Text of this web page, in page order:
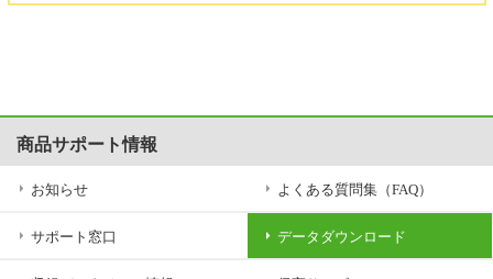
や使用規約等に反して使用した場合、お客さま以外によるダウンロード
ュータ、システム環境等に支障、障害が生じた場合、弊社はいかなる理
由によるものでも一切の責任を負いかねます。
また、これらの事象によって生じたデータの消失、業務の中断、逸失利
益、精神的損害等を含め、本プログラムの使用または使用不能に起因す
いても，弊社は一切の責任を負いかねます。
た場合も同様とします。
商品サポート情報
お知らせ よくある質問集（FAQ）
サポート窓口 データダウンロード